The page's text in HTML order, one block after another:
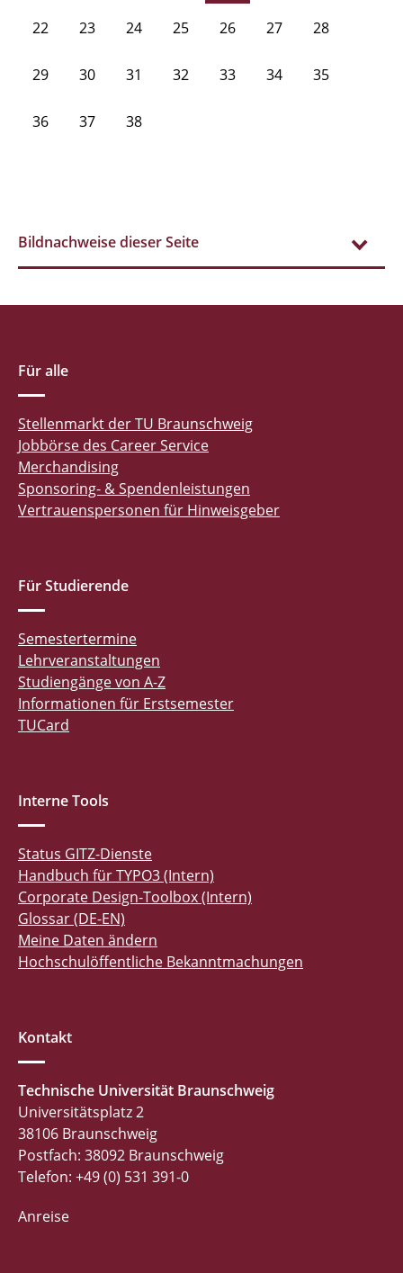
22 23 24 25 26 27 28
29 30 31 32 33 34 35
36 37 38
Bildnachweise dieser Seite
Für alle
Stellenmarkt der TU Braunschweig
Jobbörse des Career Service
Merchandising
Sponsoring- & Spendenleistungen
Vertrauenspersonen für Hinweisgeber
Für Studierende
Semestertermine
Lehrveranstaltungen
Studiengänge von A-Z
Informationen für Erstsemester
TUCard
Interne Tools
Status GITZ-Dienste
Handbuch für TYPO3 (Intern)
Corporate Design-Toolbox (Intern)
Glossar (DE-EN)
Meine Daten ändern
Hochschulöffentliche Bekanntmachungen
Kontakt
Technische Universität Braunschweig
Universitätsplatz 2
38106 Braunschweig
Postfach: 38092 Braunschweig
Telefon: +49 (0) 531 391-0
Anreise